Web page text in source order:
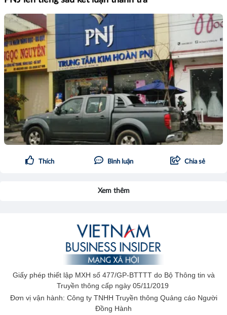
Thích Bình luận Chia sẻ
Xem thêm
Giấy phép thiết lập MXH số 477/GP-BTTTT do Bộ Thông tin và
Truyền thông cấp ngày 05/11/2019
Đơn vị vận hành: Công ty TNHH Truyền thông Quảng cáo Người
Đồng Hành